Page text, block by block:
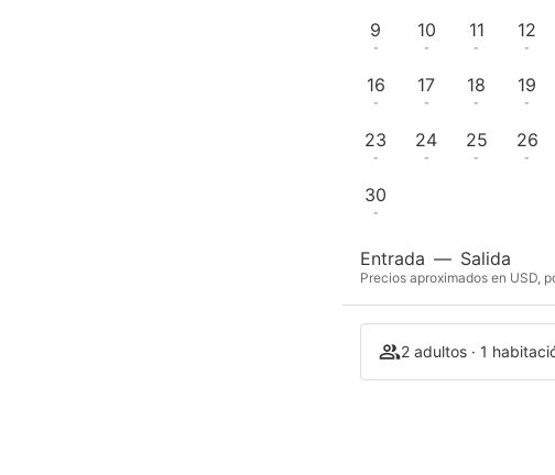
9
-
10
-
11
-
12
-
16
-
17
-
18
-
19
-
23
-
24
-
25
-
26
-
30
-
Entrada — Salida
Precios aproximados en USD,
2 adultos · 1